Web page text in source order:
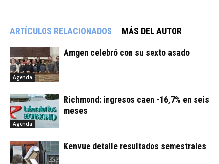
ARTÍCULOS RELACIONADOS MÁS DEL AUTOR
Agenda
Amgen celebró con su sexto asado
Agenda
Richmond: ingresos caen -16,7% en seis
meses
Kenvue detalle resultados semestrales